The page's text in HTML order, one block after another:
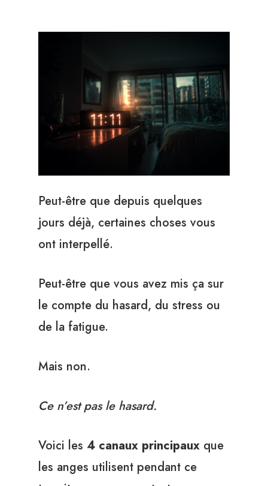
Peut-être que depuis quelques
jours déjà, certaines choses vous
ont interpellé.
Peut-être que vous avez mis ça sur
le compte du hasard, du stress ou
de la fatigue.
Mais non.
Ce n’est pas le hasard.
Voici les 4 canaux principaux que
les anges utilisent pendant ce